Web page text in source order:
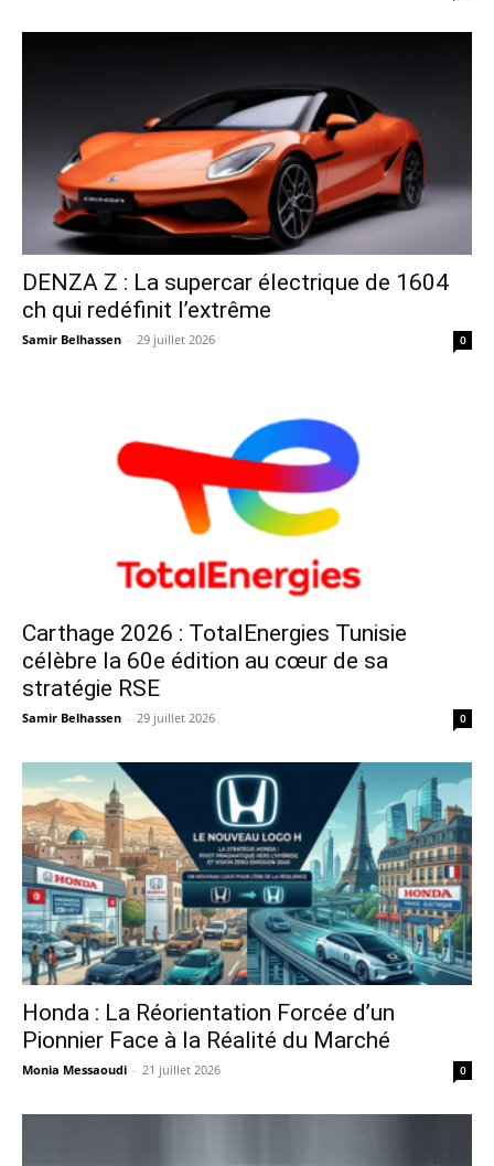
DENZA Z : La supercar électrique de 1604
ch qui redéfinit l’extrême
Samir Belhassen - 29 juillet 2026 0
Carthage 2026 : TotalEnergies Tunisie
célèbre la 60e édition au cœur de sa
stratégie RSE
Samir Belhassen - 29 juillet 2026 0
Honda : La Réorientation Forcée d’un
Pionnier Face à la Réalité du Marché
Monia Messaoudi - 21 juillet 2026 0